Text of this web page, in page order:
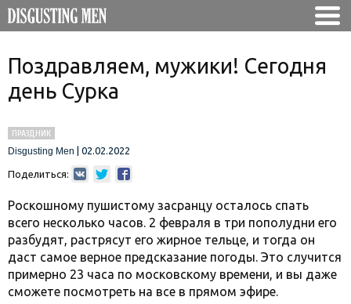
Поздравляем, мужики! Сегодня
день Сурка
ПРАЗДНИК
Disgusting Men
02.02.2022
Поделиться:
Роскошному пушистому засранцу осталось спать
всего несколько часов. 2 февраля в три пополудни его
разбудят, растрясут его жирное тельце, и тогда он
даст самое верное предсказание погоды. Это случится
примерно 23 часа по московскому времени, и вы даже
сможете посмотреть на все в прямом эфире.